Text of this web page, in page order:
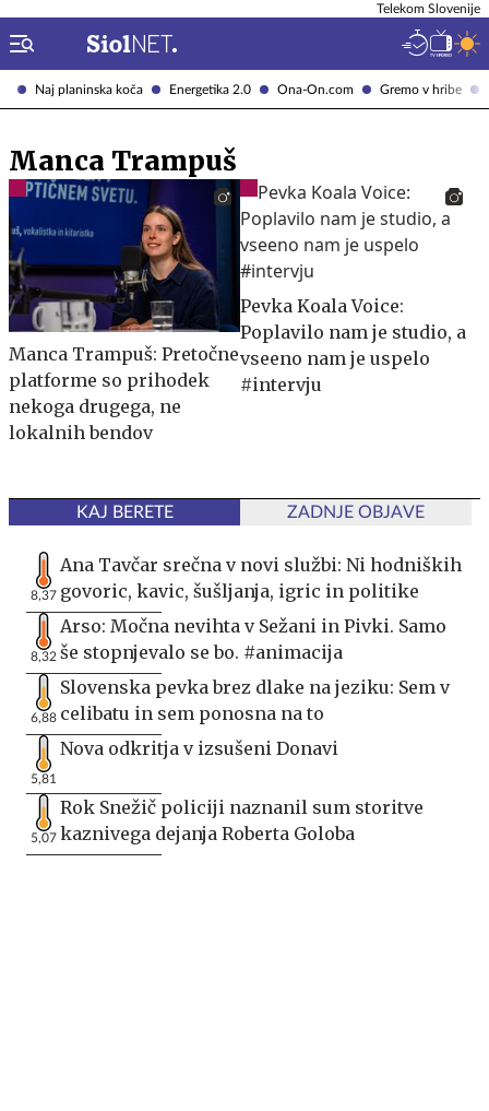
Naj planinska koča Energetika 2.0 Ona-On.com Gremo v hribe
Telekom Slovenije
Manca Trampuš
Manca Trampuš: Pretočne
platforme so prihodek
nekoga drugega, ne
lokalnih bendov
Pevka Koala Voice:
Poplavilo nam je studio, a
vseeno nam je uspelo
#intervju
KAJ BERETE ZADNJE OBJAVE
8,37
Ana Tavčar srečna v novi službi: Ni hodniških
govoric, kavic, šušljanja, igric in politike
8,32
Arso: Močna nevihta v Sežani in Pivki. Samo
še stopnjevalo se bo. #animacija
6,88
Slovenska pevka brez dlake na jeziku: Sem v
celibatu in sem ponosna na to
5,81
Nova odkritja v izsušeni Donavi
5,07
Rok Snežič policiji naznanil sum storitve
kaznivega dejanja Roberta Goloba